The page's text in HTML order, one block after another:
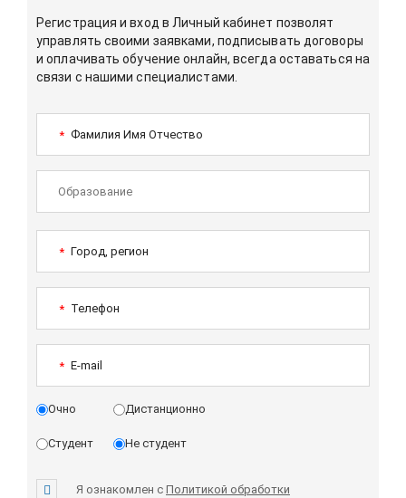
Регистрация и вход в Личный кабинет позволят
управлять своими заявками, подписывать договоры
и оплачивать обучение онлайн, всегда оставаться на
связи с нашими специалистами.
* Фамилия Имя Отчество
* Город, регион
* Телефон
* E-mail
Очно Дистанционно
Студент Не студент
Я ознакомлен с Политикой обработки